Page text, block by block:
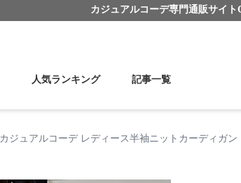
カジュアルコーデ専門通販サイト
人気ランキング 記事一覧
カジュアルコーデ レディース半袖ニットカーディガ